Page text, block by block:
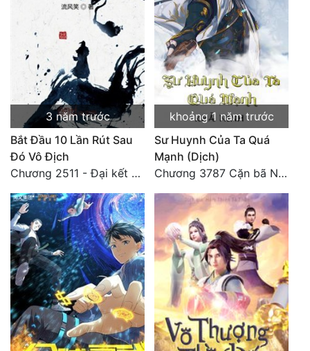
3 năm trước
Bắt Đầu 10 Lần Rút Sau
Đó Vô Địch
Chương 2511 - Đại kết cục, Phiên ngoại thiên: Chư thiên quy nhất giới, vĩnh hằng thế giới. Hết!
khoảng 1 năm trước
Sư Huynh Của Ta Quá
Mạnh (Dịch)
Chương 3787 Cặn bã Nam Thiên Đạo